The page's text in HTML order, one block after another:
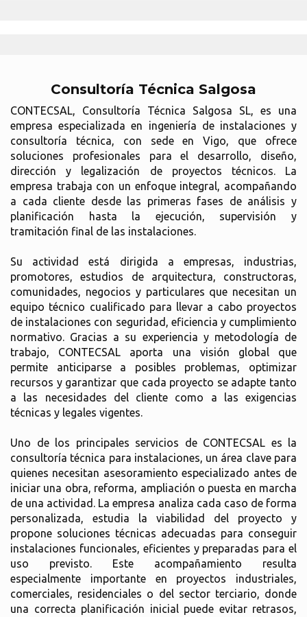
Consultoría Técnica Salgosa
CONTECSAL, Consultoría Técnica Salgosa SL, es una
empresa especializada en ingeniería de instalaciones y
consultoría técnica, con sede en Vigo, que ofrece
soluciones profesionales para el desarrollo, diseño,
dirección y legalización de proyectos técnicos. La
empresa trabaja con un enfoque integral, acompañando
a cada cliente desde las primeras fases de análisis y
planificación hasta la ejecución, supervisión y
tramitación final de las instalaciones.
Su actividad está dirigida a empresas, industrias,
promotores, estudios de arquitectura, constructoras,
comunidades, negocios y particulares que necesitan un
equipo técnico cualificado para llevar a cabo proyectos
de instalaciones con seguridad, eficiencia y cumplimiento
normativo. Gracias a su experiencia y metodología de
trabajo, CONTECSAL aporta una visión global que
permite anticiparse a posibles problemas, optimizar
recursos y garantizar que cada proyecto se adapte tanto
a las necesidades del cliente como a las exigencias
técnicas y legales vigentes.
Uno de los principales servicios de CONTECSAL es la
consultoría técnica para instalaciones, un área clave para
quienes necesitan asesoramiento especializado antes de
iniciar una obra, reforma, ampliación o puesta en marcha
de una actividad. La empresa analiza cada caso de forma
personalizada, estudia la viabilidad del proyecto y
propone soluciones técnicas adecuadas para conseguir
instalaciones funcionales, eficientes y preparadas para el
uso previsto. Este acompañamiento resulta
especialmente importante en proyectos industriales,
comerciales, residenciales o del sector terciario, donde
una correcta planificación inicial puede evitar retrasos,